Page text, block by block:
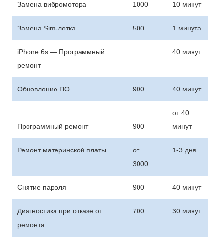
Замена вибромотора 1000 10 минут
Замена Sim-лотка 500 1 минута
iPhone 6s — Программный
ремонт
40 минут
Обновление ПО 900 40 минут
Программный ремонт 900
от 40
минут
Ремонт материнской платы
от
3000
1-3 дня
Снятие пароля 900 40 минут
Диагностика при отказе от
ремонта
700 30 минут